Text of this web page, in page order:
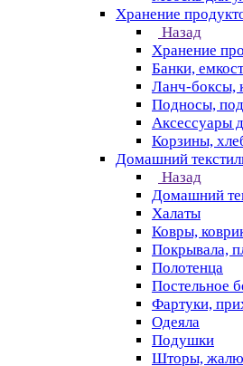
Хранение
Назад
Хранение
Банки,
Ланч-боксы,
Подносы,
Аксессуары
Корзины,
Домашний
Назад
Домашний
Халаты
Ковры,
Покрывала,
Полотенца
Постельное
Фартуки,
Одеяла
Подушки
Шторы,